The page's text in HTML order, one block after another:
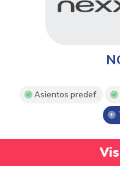
Asientos predef.